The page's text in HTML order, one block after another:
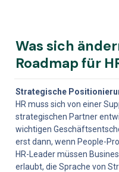
Was sich
Roadmap für
Strategische
HR muss sich von einer
strategischen Partner
wichtigen
erst dann, wenn People-
HR-Leader müssen
erlaubt, die Sprache von